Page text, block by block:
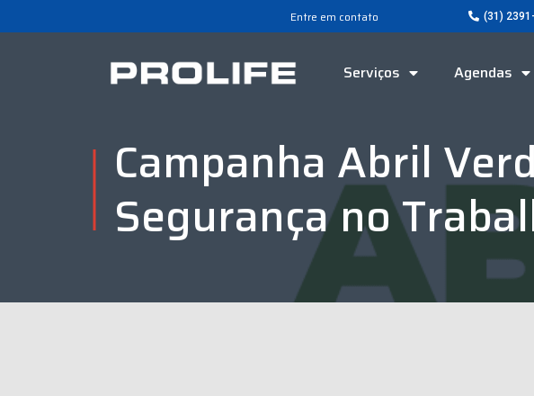
Entre em contato (31)
Serviços Agendas
Campanha Abril
Segurança no